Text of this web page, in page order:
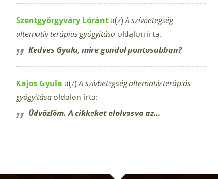
Szentgyörgyváry Lóránta(z)A szívbetegség
alternatív terápiás gyógyítása oldalon írta:
Kedves Gyula, mire gondol pontosabban?
Kajos Gyula a(z)A szívbetegség alternatív terápiás
gyógyítása oldalon írta:
Üdvözlöm. A cikkeket elolvasva az…